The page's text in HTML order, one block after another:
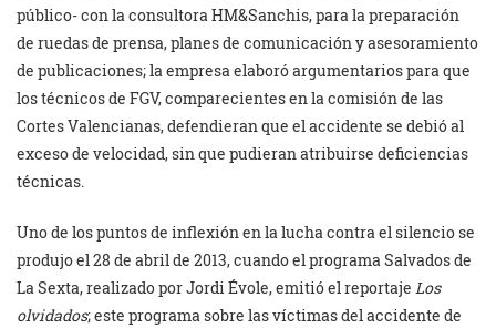
público- con la consultora HM&Sanchis, para la preparación
de ruedas de prensa, planes de comunicación y asesoramiento
de publicaciones; la empresa elaboró argumentarios para que
los técnicos de FGV, comparecientes en la comisión de las
Cortes Valencianas, defendieran que el accidente se debió al
exceso de velocidad, sin que pudieran atribuirse deficiencias
técnicas.
Uno de los puntos de inflexión en la lucha contra el silencio se
produjo el 28 de abril de 2013, cuando el programa Salvados de
La Sexta, realizado por Jordi Évole, emitió el reportaje Los
olvidados; este programa sobre las víctimas del accidente de